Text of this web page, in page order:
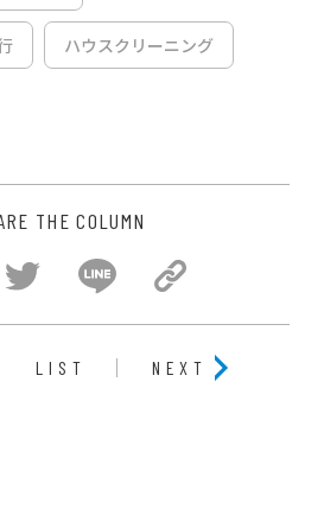
ハウスクリーニング
THE COLUMN
LIST NEXT